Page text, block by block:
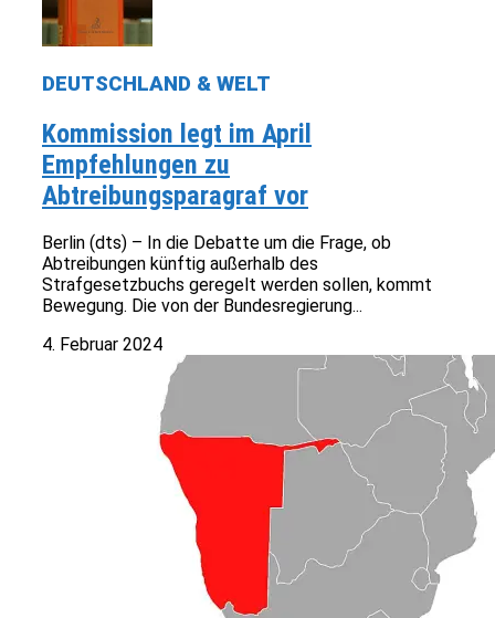
DEUTSCHLAND & WELT
Kommission legt im April
Empfehlungen zu
Abtreibungsparagraf vor
Berlin (dts) – In die Debatte um die Frage, ob
Abtreibungen künftig außerhalb des
Strafgesetzbuchs geregelt werden sollen, kommt
Bewegung. Die von der Bundesregierung...
4. Februar 2024